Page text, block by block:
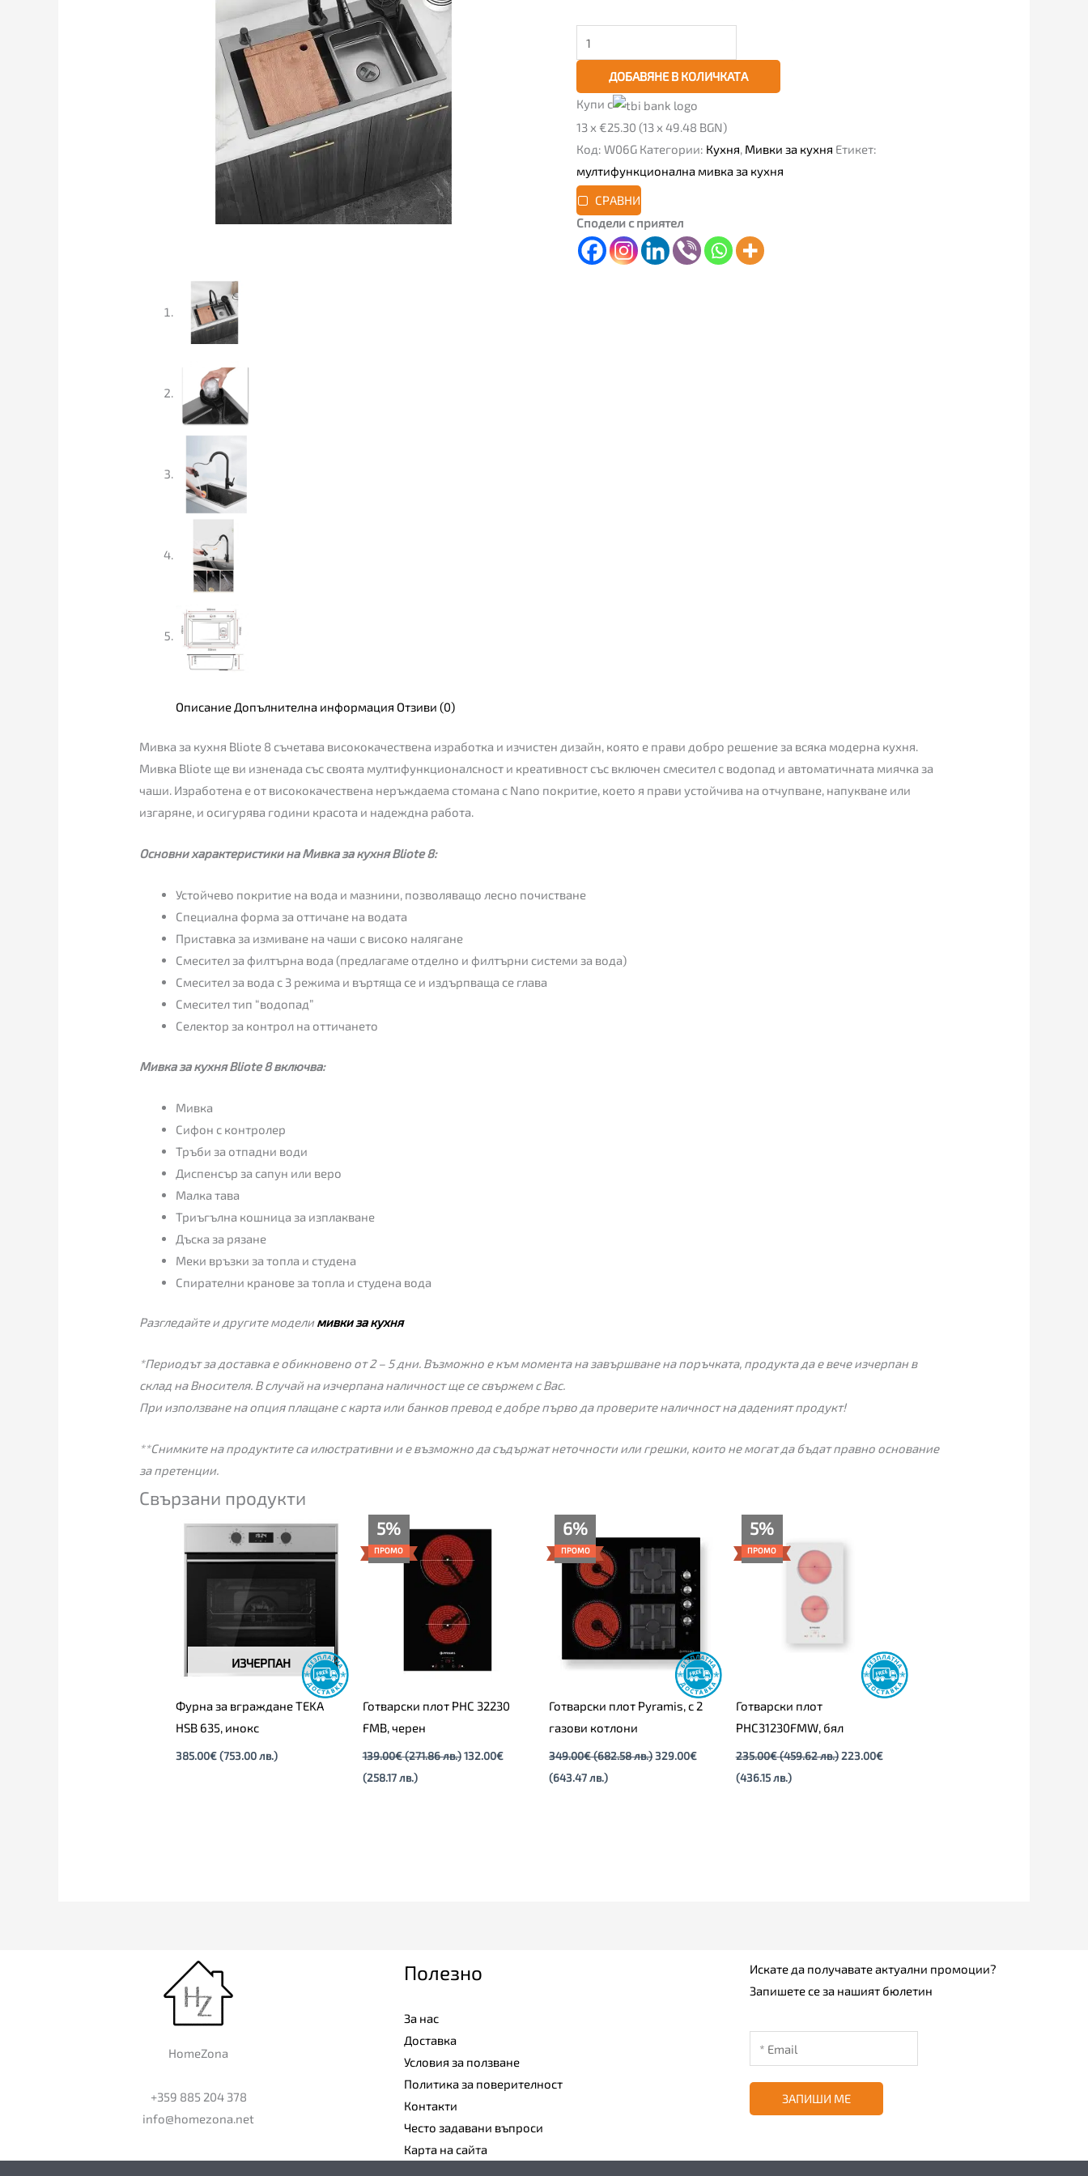
ДОБАВЯНЕ В КОЛИЧКАТА
Купи с
13 x €25.30 (13 x 49.48 BGN)
Код: W06G Категории: Кухня, Мивки за кухня Етикет:
мултифункционална мивка за кухня
СРАВНИ
Сподели с приятел
Описание Допълнителна информация Отзиви (0)
Мивка за кухня Bliote 8 съчетава висококачествена изработка и изчистен дизайн, която е прави добро решение за всяка модерна кухня.
Мивка Bliote ще ви изненада със своята мултифункционалсност и креативност със включен смесител с водопад и автоматичната миячка за
чаши. Изработена е от висококачествена неръждаема стомана с Nano покритие, което я прави устойчива на отчупване, напукване или
изгаряне, и осигурява години красота и надеждна работа.
Основни характеристики на Мивка за кухня Bliote 8:
Устойчево покритие на вода и мазнини, позволяващо лесно почистване
Специална форма за оттичане на водата
Приставка за измиване на чаши с високо налягане
Смесител за филтърна вода (предлагаме отделно и филтърни системи за вода)
Смесител за вода с 3 режима и въртяща се и издърпваща се глава
Смесител тип “водопад”
Селектор за контрол на оттичането
Мивка за кухня Bliote 8 включва:
Мивка
Сифон с контролер
Тръби за отпадни води
Диспенсър за сапун или веро
Малка тава
Триъгълна кошница за изплакване
Дъска за рязане
Меки връзки за топла и студена
Спирателни кранове за топла и студена вода
Разгледайте и другите моделимивки за кухня
*Периодът за доставка е обикновено от 2 – 5 дни. Възможно е към момента на завършване на поръчката, продукта да е вече изчерпан в
склад на Вносителя. В случай на изчерпана наличност ще се свържем с Вас.
При използване на опция плащане с карта или банков превод е добре първо да проверите наличност на даденият продукт!
**Снимките на продуктите са илюстративни и е възможно да съдържат неточности или грешки, които не могат да бъдат правно основание
за претенции.
Свързани продукти
ИЗЧЕРПАН
Фурна за вграждане TEKA
HSB 635, инокс
385.00€(753.00 лв.)
5%
ПРОМО
Готварски плот PHC 32230
FMB, черен
139.00€(271.86 лв.)
price
was:
139.00€
(271.86
132.00€
(258.17 лв.)
цена
е:
132.00€
(258.17
6%
ПРОМО
Готварски плот Pyramis, с 2
газови котлони
349.00€(682.58 лв.)
was:
(682.58
лв.).
329.00€
(643.47 лв.)
329.00€
(643.47
лв.).
5%
ПРОМО
Готварски плот
PHC31230FMW, бял
235.00€(459.62 лв.)
was:
223.00€
(436.15 лв.)
е:
223.00€
(436.15
HomeZona
+359 885 204 378
info@homezona.net
Полезно
За нас
Доставка
Условия за ползване
Политика за поверителност
Контакти
Често задавани въпроси
Карта на сайта
Искате да получавате актуални промоции?
Запишете се за нашият бюлетин
ЗАПИШИ МЕ